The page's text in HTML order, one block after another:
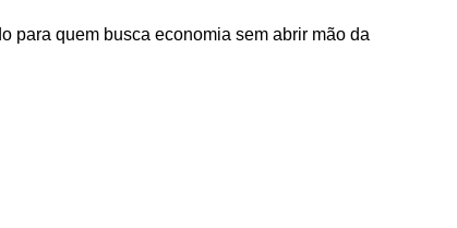
para quem busca economia sem abrir mão da